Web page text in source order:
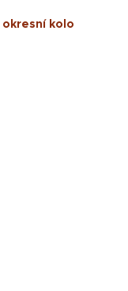
kolo